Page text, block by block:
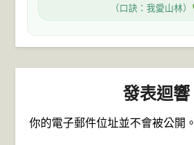
（口訣：我愛山林）
發表迴響
你的電子郵件位址並不會被公開。